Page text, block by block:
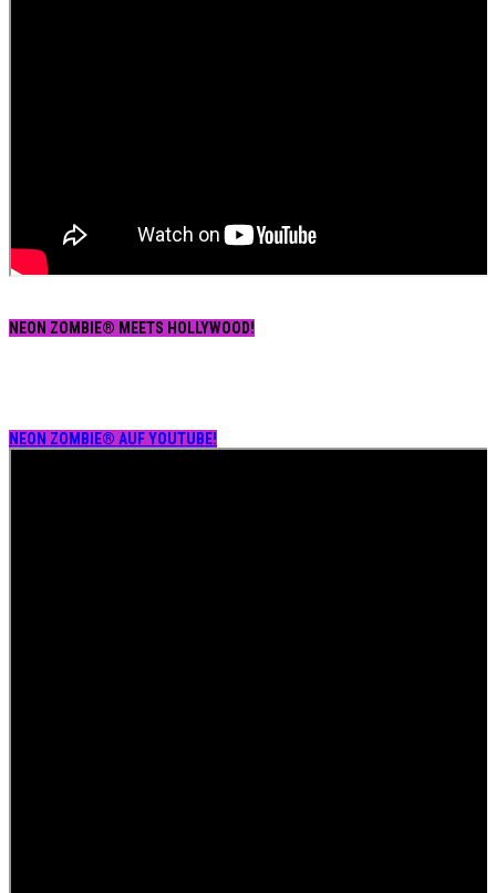
NEON ZOMBIE® MEETS HOLLYWOOD!
NEON ZOMBIE® AUF YOUTUBE!